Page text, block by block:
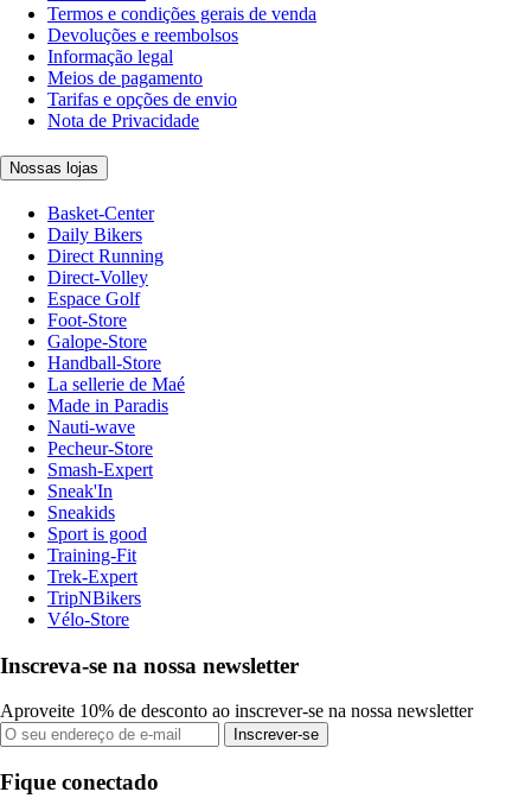
Termos e condições gerais de venda
Devoluções e reembolsos
Informação legal
Meios de pagamento
Tarifas e opções de envio
Nota de Privacidade
Nossas lojas
Basket-Center
Daily Bikers
Direct Running
Direct-Volley
Espace Golf
Foot-Store
Galope-Store
Handball-Store
La sellerie de Maé
Made in Paradis
Nauti-wave
Pecheur-Store
Smash-Expert
Sneak'In
Sneakids
Sport is good
Training-Fit
Trek-Expert
TripNBikers
Vélo-Store
Inscreva-se na nossa newsletter
Aproveite 10% de desconto ao inscrever-se na nossa newsletter
Inscrever-se
Fique conectado